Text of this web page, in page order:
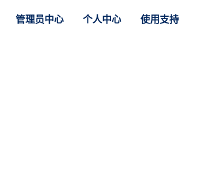
管理员中心 个人中心 使用支持